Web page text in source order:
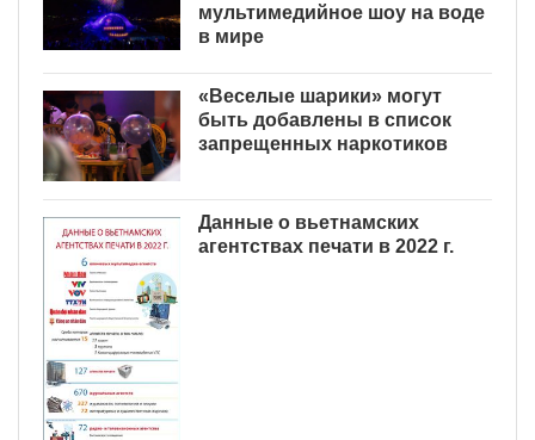
мультимедийное шоу на воде
в мире
«Веселые шарики» могут
быть добавлены в список
запрещенных наркотиков
Данные о вьетнамских
агентствах печати в 2022 г.